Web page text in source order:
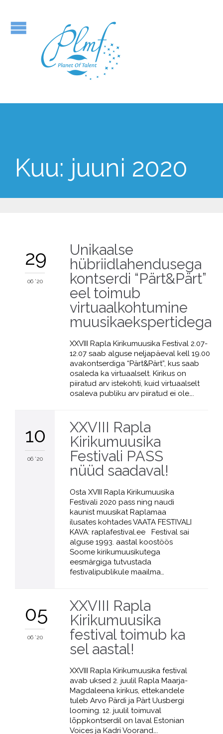
Kuu: juuni 2020
29
06 '20
Unikaalse
hübriidlahendusega
kontserdi “Pärt&Pärt”
eel toimub
virtuaalkohtumine
muusikaekspertidega
XXVIII Rapla Kirikumuusika Festival 2.07-
12.07 saab alguse neljapäeval kell 19.00
avakontserdiga “Pärt&Pärt”, kus saab
osaleda ka virtuaalselt. Kirikus on
piiratud arv istekohti, kuid virtuaalselt
osaleva publiku arv piiratud ei ole….
10
06 '20
XXVIII Rapla
Kirikumuusika
Festivali PASS
nüüd saadaval!
Osta XVIII Rapla Kirikumuusika
Festivali 2020 pass ning naudi
kaunist muusikat Raplamaa
ilusates kohtades VAATA FESTIVALI
KAVA: raplafestival.ee Festival sai
alguse 1993. aastal koostöös
Soome kirikumuusikutega
eesmärgiga tutvustada
festivalipublikule maailma…
05
06 '20
XXVIII Rapla
Kirikumuusika
festival toimub ka
sel aastal!
XXVIII Rapla Kirikumuusika festival
avab uksed 2. juulil Rapla Maarja-
Magdaleena kirikus, ettekandele
tuleb Arvo Pärdi ja Pärt Uusbergi
looming. 12. juulil toimuval
lõppkontserdil on laval Estonian
Voices ja Kadri Voorand….